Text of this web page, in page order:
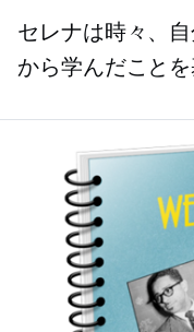
セレナは時々、
から学んだこと